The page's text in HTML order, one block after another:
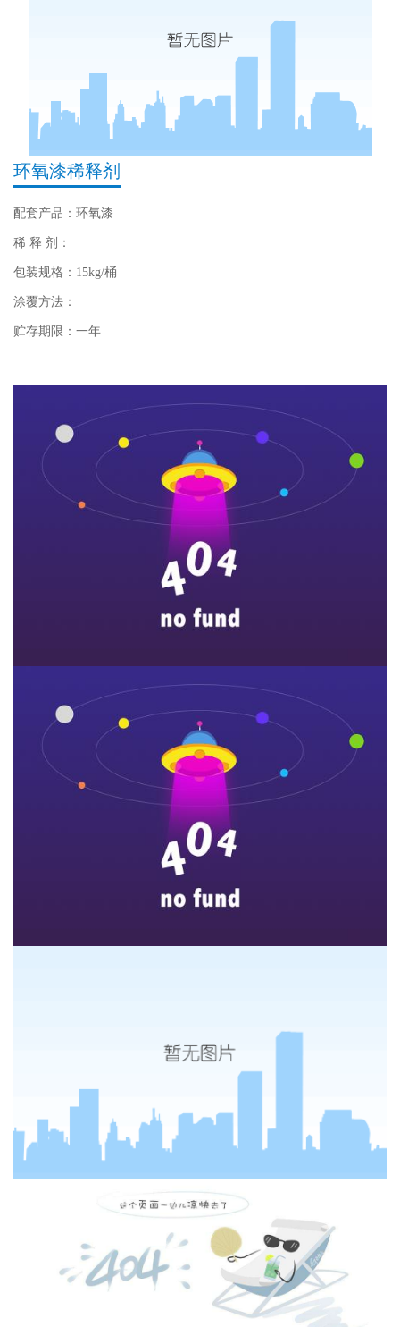
环氧漆稀释剂
配套产品：环氧漆
稀 释 剂：
包装规格：15kg/桶
涂覆方法：
贮存期限：一年